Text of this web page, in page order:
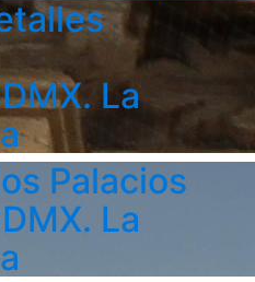
La
Palacios
La